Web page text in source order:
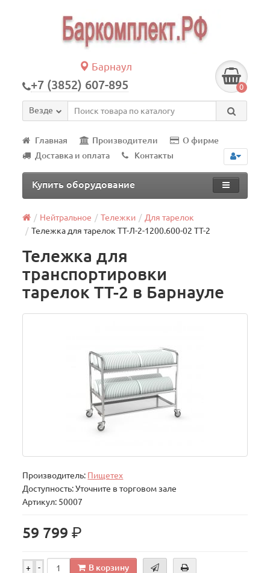
Барнаул
+7 (3852) 607-895 0
Везде
Главная Производители
О фирме
Доставка и оплата
Контакты
Купить оборудование
Нейтральное Тележки
Для тарелок
Тележка для тарелок ТТ-Л-2-1200.600-02 ТТ-2
Тележка для
транспортировки
тарелок ТТ-2 в Барнауле
Производитель: Пищетех
Доступность: Уточните в торговом зале
Артикул: 50007
59 799р.
+ - В корзину